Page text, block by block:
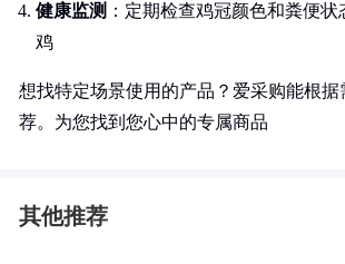
健康监测 ：定期检查鸡冠颜色和粪便
鸡
想找特定场景使用的产品？爱采购能根据
荐。为您找到您心中的专属商品
其他推荐